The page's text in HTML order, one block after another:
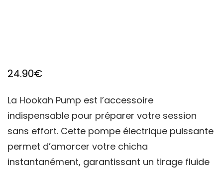
24.90€
La Hookah Pump est l’accessoire
indispensable pour préparer votre session
sans effort. Cette pompe électrique puissante
permet d’amorcer votre chicha
instantanément, garantissant un tirage fluide